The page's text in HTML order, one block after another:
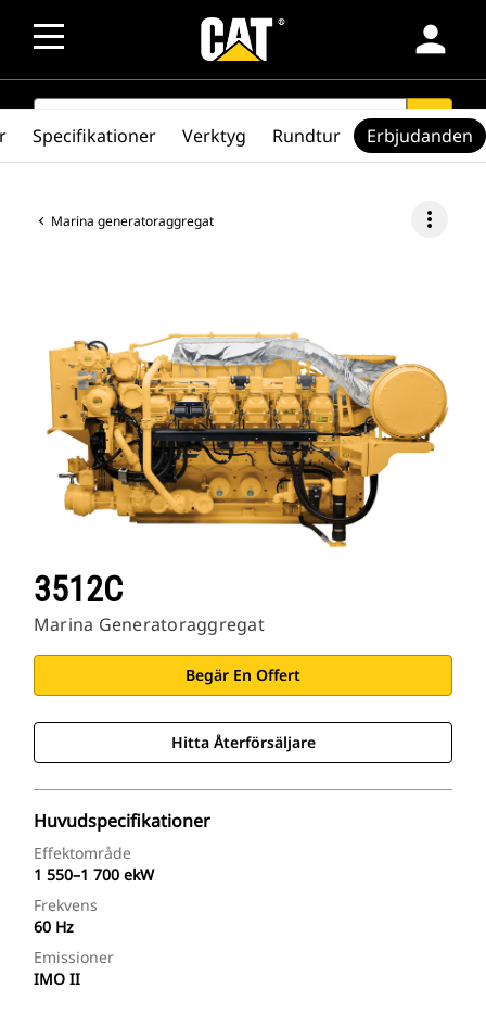
person
SEARCH search
Marina generatoraggregat more_vert
3512C
Marina Generatoraggregat
Begär En Offert
Hitta Återförsäljare
Huvudspecifikationer
Effektområde
1 550–1 700 ekW
Frekvens
60 Hz
Emissioner
IMO II
Specifikationer Verktyg Rundtur Erbjudanden